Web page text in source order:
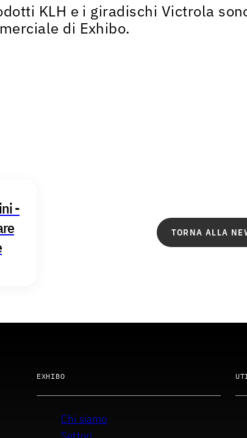
KLH e i giradischi Victrola
di Exhibo.
-
TORNA ALLA
EXHIBO
Chi siamo